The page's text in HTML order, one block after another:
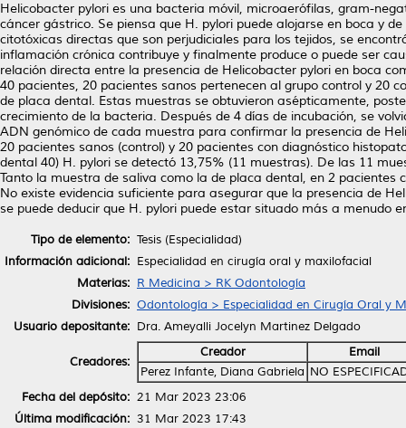
Helicobacter pylori es una bacteria móvil, microaerófilas, gram-
cáncer gástrico. Se piensa que H. pylori puede alojarse en boca y
citotóxicas directas que son perjudiciales para los tejidos, se
inflamación crónica contribuye y finalmente produce o puede ser
relación directa entre la presencia de Helicobacter pylori en boca
40 pacientes, 20 pacientes sanos pertenecen al grupo control y 20
de placa dental. Estas muestras se obtuvieron asépticamente,
crecimiento de la bacteria. Después de 4 días de incubación, se
ADN genómico de cada muestra para confirmar la presencia de
20 pacientes sanos (control) y 20 pacientes con diagnóstico
dental 40) H. pylori se detectó 13,75% (11 muestras). De las 11
Tanto la muestra de saliva como la de placa dental, en 2 pacientes
No existe evidencia suficiente para asegurar que la presencia de
se puede deducir que H. pylori puede estar situado más a menudo
Tipo de elemento: Tesis (Especialidad)
Información adicional: Especialidad en cirugía oral y maxilofacial
Materias: R Medicina > RK Odontología
Divisiones: Odontología > Especialidad en Cirugía Oral y
Usuario depositante: Dra. Ameyalli Jocelyn Martinez Delgado
Creadores:
Creador
Email
Perez Infante, Diana Gabriela NO
Fecha del depósito: 21 Mar 2023 23:06
Última modificación: 31 Mar 2023 17:43